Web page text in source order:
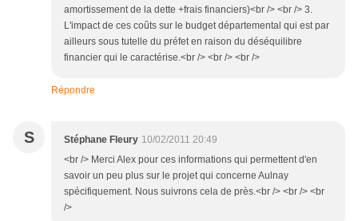
amortissement de la dette +frais financiers)<br /> <br /> 3.
L'impact de ces coûts sur le budget départemental qui est par
ailleurs sous tutelle du préfet en raison du déséquilibre
financier qui le caractérise.<br /> <br /> <br />
Répondre
S Stéphane Fleury 10/02/2011 20:49
<br /> Merci Alex pour ces informations qui permettent d'en
savoir un peu plus sur le projet qui concerne Aulnay
spécifiquement. Nous suivrons cela de près.<br /> <br /> <br
/>